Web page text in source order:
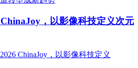
，以影像科技定义次元